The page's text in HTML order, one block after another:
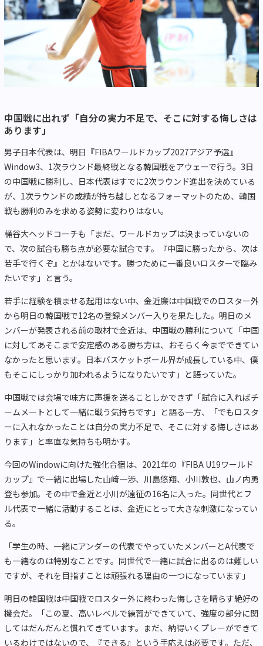
中国戦に出れず「自分の実力不足で、そこに対する悔しさは
あります」
男子日本代表は、明日『FIBAワールドカップ2027アジア予選』
Window3、1次ラウンド最終戦となる韓国戦をアウェーで行う。3日
の中国戦に勝利し、日本代表はすでに2次ラウンド進出を決めている
が、1次ラウンドの成績が持ち越しとなるフォーマットのため、韓国
戦も勝利のみを求める姿勢に変わりはない。
桶谷大ヘッドコーチも「まだ、ワールドカップは決まっていないの
で、次の試合も勝ち点が必要な試合です。『中国に勝ったから、次は
若手で行くぞ』とかはないです。勝つために一番良いロスターで臨み
たいです」と言う。
若手に経験を積ませる起用はない中、金近廉は中国戦でのロスター外
から明日の韓国戦で12名の登録メンバー入りを果たした。明日のメ
ンバーが発表される前の取材で金近は、中国戦の勝利について「中国
に対してあそこまで安定感のある勝ち方は、おそらく今までできてい
なかったと思います。日本バスケットボール界が成長している中、僕
もそこにしっかり加われるようになりたいです」と語っていた。
中国戦では会場で味方に声援を送ることしかできず「試合に入ればチ
ームメートとして一緒に戦う気持ちです」と語る一方、「でもロスタ
ーに入れなかったことは自分の実力不足で、そこに対する悔しさはあ
ります」と率直な気持ちも明かす。
今回のWindowに向けた強化合宿は、2021年の『FIBA U19ワールド
カップ』で一緒に出場した山﨑一渉、川島悠翔、小川敦也、山ノ内勇
登も参加。その中で金近と小川が遠征の16名に入った。同世代とフ
ル代表で一緒に活動することは、金近にとって大きな刺激になってい
る。
「学生の時、一緒にアンダーの代表でやっていたメンバーとA代表で
も一緒なのは特別なことです。同世代で一緒に試合に出るのは難しい
ですが、それを目指すことは頑張れる理由の一つになっています」
明日の韓国戦は中国戦でロスター外に終わった悔しさを晴らす絶好の
機会だ。「この夏、高いレベルで練習ができていて、強度の部分に関
してはだんだんと慣れてきています。まだ、納得いくプレーができて
いるわけではないので、『できる』という手応えは必要です。ただ、